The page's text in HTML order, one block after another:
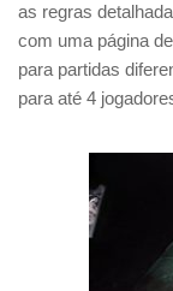
as regras
com uma página
para partidas
para até 4